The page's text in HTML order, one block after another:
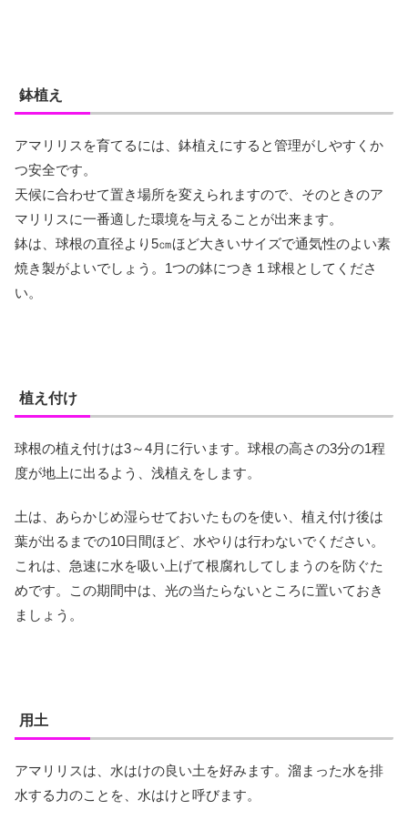
鉢植え
アマリリスを育てるには、鉢植えにすると管理がしやすくか
つ安全です。
天候に合わせて置き場所を変えられますので、そのときのア
マリリスに一番適した環境を与えることが出来ます。
鉢は、球根の直径より5㎝ほど大きいサイズで通気性のよい素
焼き製がよいでしょう。1つの鉢につき１球根としてくださ
い。
植え付け
球根の植え付けは3～4月に行います。球根の高さの3分の1程
度が地上に出るよう、浅植えをします。
土は、あらかじめ湿らせておいたものを使い、植え付け後は
葉が出るまでの10日間ほど、水やりは行わないでください。
これは、急速に水を吸い上げて根腐れしてしまうのを防ぐた
めです。この期間中は、光の当たらないところに置いておき
ましょう。
用土
アマリリスは、水はけの良い土を好みます。溜まった水を排
水する力のことを、水はけと呼びます。